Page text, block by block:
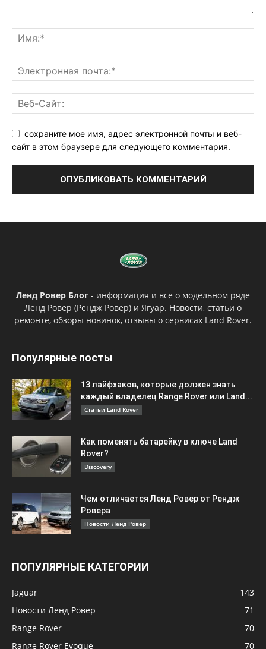
сохраните мое имя, адрес электронной почты и веб-
сайт в этом браузере для следующего комментария.
Ленд Ровер Блог - информация и все о модельном ряде
Ленд Ровер (Рендж Ровер) и Ягуар. Новости, статьи о
ремонте, обзоры новинок, отзывы о сервисах Land Rover.
Популярные посты
13 лайфхаков, которые должен знать
каждый владелец Range Rover или Land...
Статьи Land Rover
Как поменять батарейку в ключе Land
Rover?
Discovery
Чем отличается Ленд Ровер от Рендж
Ровера
Новости Ленд Ровер
ПОПУЛЯРНЫЕ КАТЕГОРИИ
Jaguar
143
Новости Ленд Ровер
71
Range Rover
70
Range Rover Evoque
70